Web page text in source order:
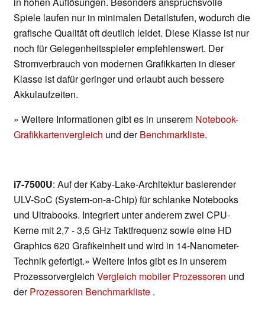
Spiele laufen nur in minimalen Detailstufen, wodurch die
grafische Qualität oft deutlich leidet. Diese Klasse ist nur
noch für Gelegenheitsspieler empfehlenswert. Der
Stromverbrauch von modernen Grafikkarten in dieser
Klasse ist dafür geringer und erlaubt auch bessere
Akkulaufzeiten.
» Weitere Informationen gibt es in unserem Notebook-
Grafikkartenvergleich und derBenchmarkliste.
i7-7500U: Auf der Kaby-Lake-Architektur basierender
ULV-SoC (System-on-a-Chip) für schlanke Notebooks
und Ultrabooks. Integriert unter anderem zwei CPU-
Kerne mit 2,7 - 3,5 GHz Taktfrequenz sowie eine HD
Graphics 620 Grafikeinheit und wird in 14-Nanometer-
Technik gefertigt.» Weitere Infos gibt es in unserem
Prozessorvergleich Vergleich mobiler Prozessoren und
derProzessoren Benchmarkliste .